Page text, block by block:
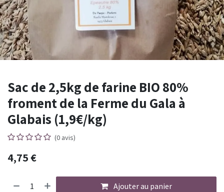
Sac de 2,5kg de farine BIO 80%
froment de la Ferme du Gala à
Glabais (1,9€/kg)
(0 avis)
4,75€
Ajouter au panier